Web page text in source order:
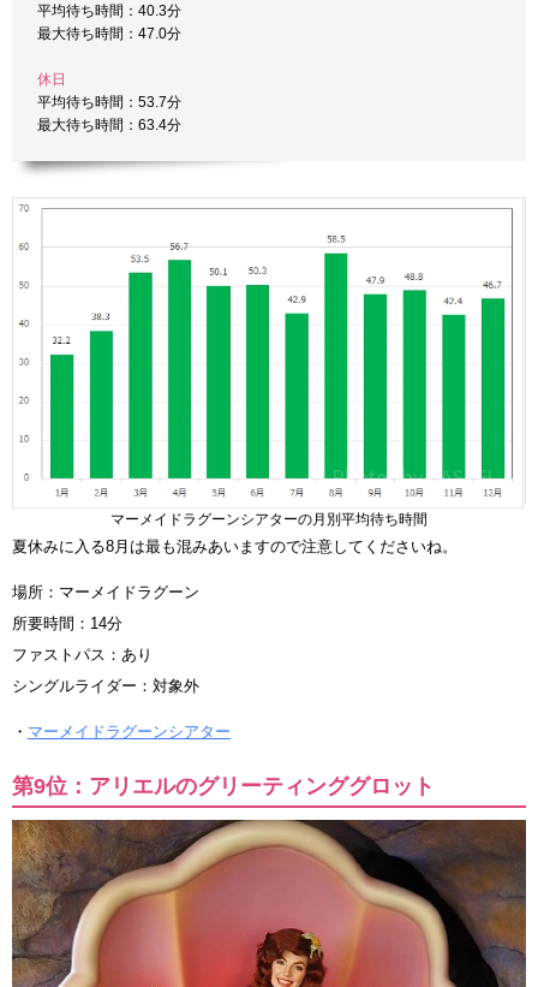
平均待ち時間：40.3分
最大待ち時間：47.0分
休日
平均待ち時間：53.7分
最大待ち時間：63.4分
マーメイドラグーンシアターの月別平均待ち時間
夏休みに入る8月は最も混みあいますので注意してくださいね。
場所：マーメイドラグーン
所要時間：14分
ファストパス：あり
シングルライダー：対象外
・ マーメイドラグーンシアター
第9位：アリエルのグリーティンググロット